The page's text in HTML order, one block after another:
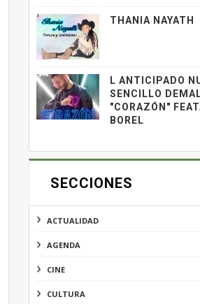
THANIA NAYATH
L ANTICIPADO
SENCILLO
"CORAZÓN"
BOREL
SECCIONES
ACTUALIDAD
AGENDA
CINE
CULTURA